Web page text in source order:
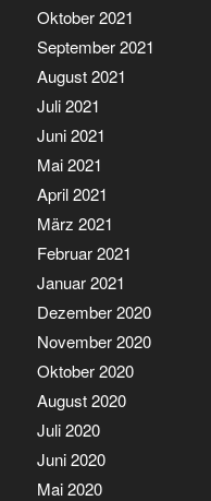
Oktober 2021
September 2021
August 2021
Juli 2021
Juni 2021
Mai 2021
April 2021
März 2021
Februar 2021
Januar 2021
Dezember 2020
November 2020
Oktober 2020
August 2020
Juli 2020
Juni 2020
Mai 2020